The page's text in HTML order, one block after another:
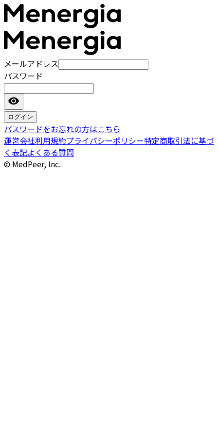
メールアドレス
パスワード
ログイン
パスワードをお忘れの方はこちら
運営会社利用規約プライバシーポリシー特定商取引法に基づ
く表記よくある質問
© MedPeer, Inc.